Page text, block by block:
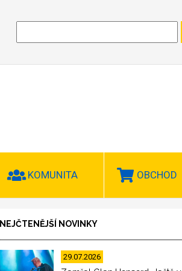
KOMUNITA OBCHOD
NEJČTENĚJŠÍ NOVINKY
29.07.2026